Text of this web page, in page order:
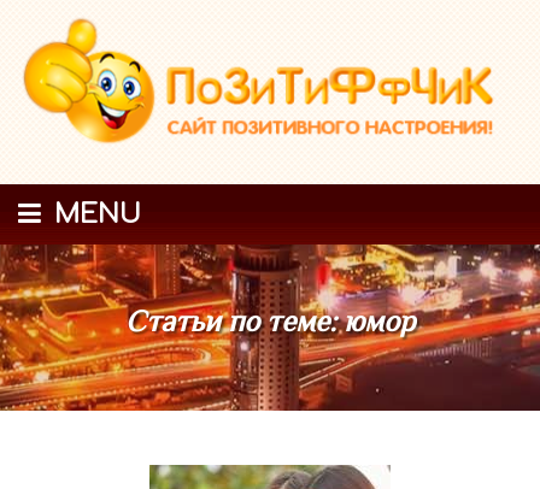
MENU
Статьи по теме: юмор